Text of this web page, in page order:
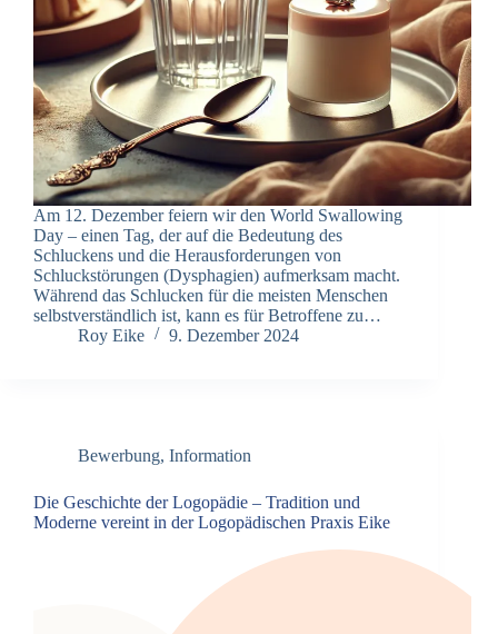
Am 12. Dezember feiern wir den World Swallowing
Day – einen Tag, der auf die Bedeutung des
Schluckens und die Herausforderungen von
Schluckstörungen (Dysphagien) aufmerksam macht.
Während das Schlucken für die meisten Menschen
selbstverständlich ist, kann es für Betroffene zu…
Roy Eike
9. Dezember 2024
Bewerbung, Information
Die Geschichte der Logopädie – Tradition und
Moderne vereint in der Logopädischen Praxis Eike